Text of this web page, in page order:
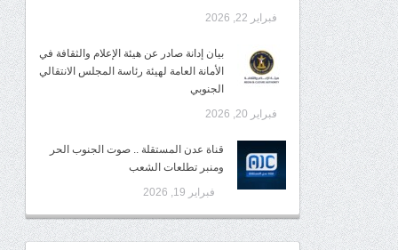
فبراير 22, 2026
بيان إدانة صادر عن هيئة الإعلام والثقافة في
الأمانة العامة لهيئة رئاسة المجلس الانتقالي
الجنوبي
فبراير 20, 2026
قناة عدن المستقلة .. صوت الجنوب الحر
ومنبر تطلعات الشعب
فبراير 19, 2026